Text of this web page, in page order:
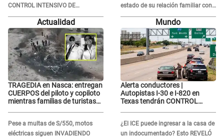
CONTROL INTENSIVO DE
SEGURIDAD: Estas serán las
HORAS CRÍTICAS
estado de su relación familiar con
Keiko Fujimori: "Mi familia es Érika,
Actualidad
TRAGEDIA en Nasca: entregan
CUERPOS del piloto y copiloto
mientras familias de turistas
Pese a multas de S/550, motos
eléctricas siguen INVADIENDO
Mundo
Alerta conductores |
Autopistas I-30 e I-820 en
Texas tendrán CONTROL
CRÍTICAS
¿El ICE puede ingresar a la casa de
un indocumentado? Esto REVELÓ